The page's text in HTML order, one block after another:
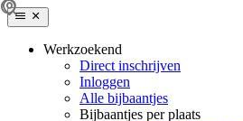
Werkzoekend
Direct inschrijven
Inloggen
Alle bijbaantjes
Bijbaantjes per plaats